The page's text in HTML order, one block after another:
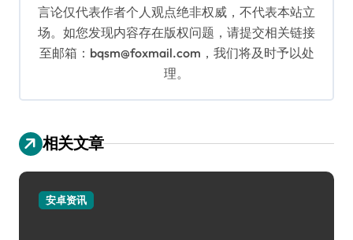
言论仅代表作者个人观点绝非权威，不代表本站立
场。如您发现内容存在版权问题，请提交相关链接
至邮箱：bqsm@foxmail.com，我们将及时予以处
理。
相关文章
安卓资讯